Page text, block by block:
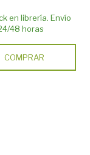
en librería. Envío
48 horas
COMPRAR